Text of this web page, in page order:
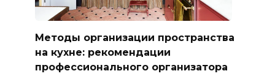
Методы организации пространства
на кухне: рекомендации
профессионального организатора